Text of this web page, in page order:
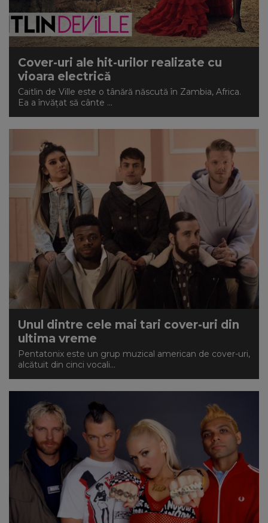
Cover-uri ale hit-urilor realizate cu
vioara electrică
Caitlin de Ville este o tânără născută în Zambia, Africa.
Ea a învățat să cânte ...
Unul dintre cele mai tari cover-uri din
ultima vreme
Pentatonix este un grup muzical american de cover-uri,
alcătuit din cinci vocali...